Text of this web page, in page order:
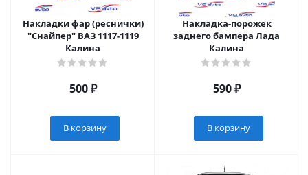
Накладки фар (реснички)
"Снайпер" ВАЗ 1117-1119
Калина
500₽
В корзину
Накладка-порожек
заднего бампера Лада
Калина
590₽
В корзину